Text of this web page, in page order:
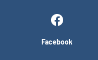
Facebook